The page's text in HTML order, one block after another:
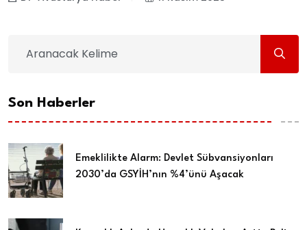
Son Haberler
Emeklilikte Alarm: Devlet Sübvansiyonları
2030’da GSYİH’nın %4’ünü Aşacak